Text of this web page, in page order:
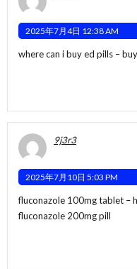
2025年7月4日 12:38 AM
where can i buy ed pills –
9j3r3
2025年7月10日 5:03 PM
fluconazole 100mg tablet –
fluconazole 200mg pill